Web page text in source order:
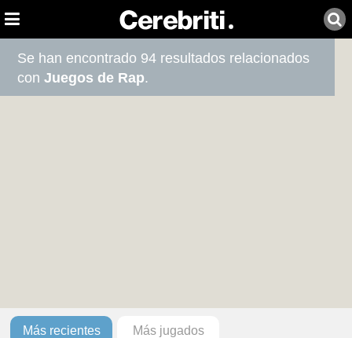
Se han encontrado 94 resultados relacionados
conJuegos de Rap.
Más recientes Más jugados